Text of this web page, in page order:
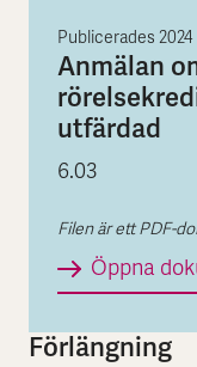
Publicerades 2024
Anmälan
utfärdad
6.03
Filen är ett PDF-
Öppna
Förlängning